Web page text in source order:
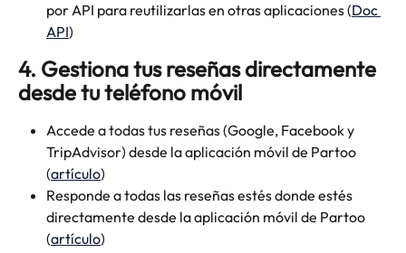
por API para reutilizarlas en otras aplicaciones (Doc
API)
4. Gestiona tus reseñas directamente
desde tu teléfono móvil
Accede a todas tus reseñas (Google, Facebook y
TripAdvisor) desde la aplicación móvil de Partoo
(artículo)
Responde a todas las reseñas estés donde estés
directamente desde la aplicación móvil de Partoo
(artículo)